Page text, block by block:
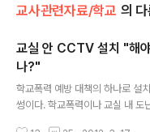
교사관련자료/학교 의
교실 안 CCTV 설치 "해
나?"
학교폭력 예방 대책의 하나로 설
썽이다. 학교폭력이나 교실 내 도